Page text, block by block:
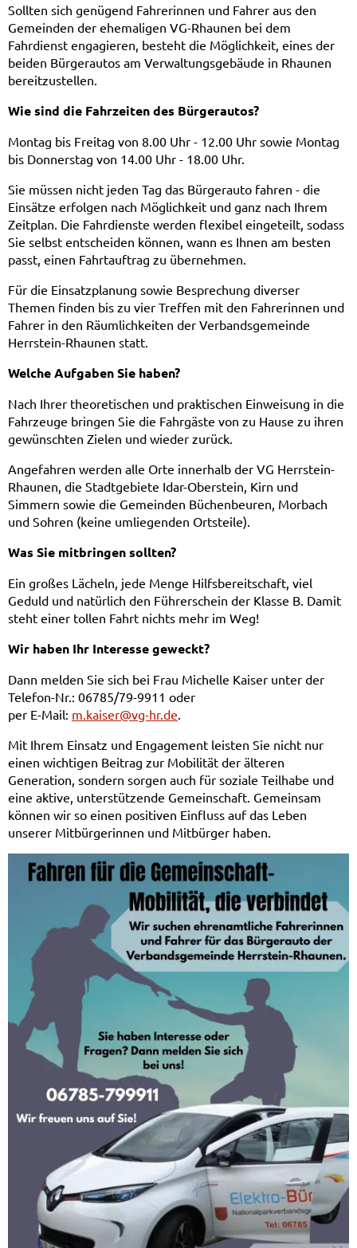
Sollten sich genügend Fahrerinnen und Fahrer aus den
Gemeinden der ehemaligen VG-Rhaunen bei dem
Fahrdienst engagieren, besteht die Möglichkeit, eines der
beiden Bürgerautos am Verwaltungsgebäude in Rhaunen
bereitzustellen.
Wie sind die Fahrzeiten des Bürgerautos?
Montag bis Freitag von 8.00 Uhr - 12.00 Uhr sowie Montag
bis Donnerstag von 14.00 Uhr - 18.00 Uhr.
Sie müssen nicht jeden Tag das Bürgerauto fahren - die
Einsätze erfolgen nach Möglichkeit und ganz nach Ihrem
Zeitplan. Die Fahrdienste werden flexibel eingeteilt, sodass
Sie selbst entscheiden können, wann es Ihnen am besten
passt, einen Fahrtauftrag zu übernehmen.
Für die Einsatzplanung sowie Besprechung diverser
Themen finden bis zu vier Treffen mit den Fahrerinnen und
Fahrer in den Räumlichkeiten der Verbandsgemeinde
Herrstein-Rhaunen statt.
Welche Aufgaben Sie haben?
Nach Ihrer theoretischen und praktischen Einweisung in die
Fahrzeuge bringen Sie die Fahrgäste von zu Hause zu ihren
gewünschten Zielen und wieder zurück.
Angefahren werden alle Orte innerhalb der VG Herrstein-
Rhaunen, die Stadtgebiete Idar-Oberstein, Kirn und
Simmern sowie die Gemeinden Büchenbeuren, Morbach
und Sohren (keine umliegenden Ortsteile).
Was Sie mitbringen sollten?
Ein großes Lächeln, jede Menge Hilfsbereitschaft, viel
Geduld und natürlich den Führerschein der Klasse B. Damit
steht einer tollen Fahrt nichts mehr im Weg!
Wir haben Ihr Interesse geweckt?
Dann melden Sie sich bei Frau Michelle Kaiser unter der
Telefon-Nr.: 06785/79-9911 oder
per E-Mail: m.kaiser@vg-hr.de
Mit Ihrem Einsatz und Engagement leisten Sie nicht nur
einen wichtigen Beitrag zur Mobilität der älteren
Generation, sondern sorgen auch für soziale Teilhabe und
eine aktive, unterstützende Gemeinschaft. Gemeinsam
können wir so einen positiven Einfluss auf das Leben
unserer Mitbürgerinnen und Mitbürger haben.